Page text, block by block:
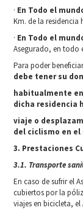
· En Todo el
Km. de la residencia
· En Todo el
Asegurado, en todo
Para poder
debe tener su
habitualmente
dicha residencia
viaje o
del ciclismo en
3. Prestaciones
3.1. Transporte
En caso de sufrir el
cubiertos por la
viajes en bicicleta,